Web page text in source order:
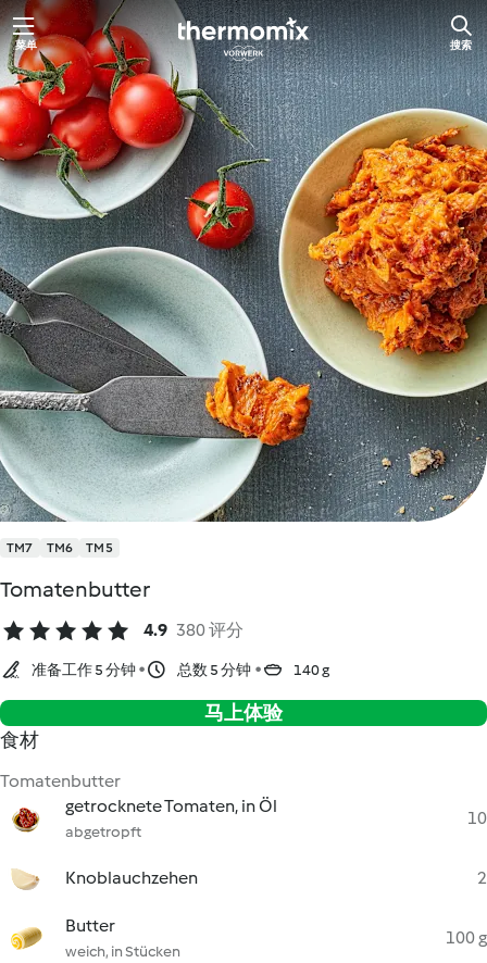
跳
至
内
容
菜单 搜索
TM7 TM6 TM5
Tomatenbutter
4.9 380 评分
准备工作 5 分钟 总数 5 分钟 140 g
马上体验
食材
Tomatenbutter
getrocknete Tomaten, in Öl
abgetropft
10
Knoblauchzehen 2
Butter
weich, in Stücken
100 g